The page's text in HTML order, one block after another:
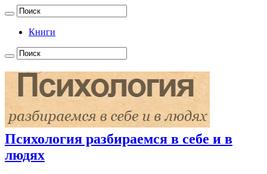
Книги
Психология разбираемся в себе и в
людях